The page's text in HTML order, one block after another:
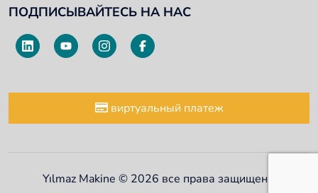
ПОДПИСЫВАЙТЕСЬ НА НАС
виртуальный платеж
Yılmaz Makine © 2026 все права защищены